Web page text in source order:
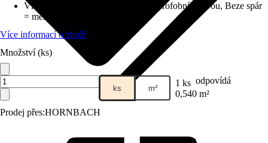
Prodej přes:HORNBACH
Vlastnosti
Hygienický povrch s hydrofobní vrstvou, Beze spár
= méně čištění
Více informací o zboží
Množství (ks)
ks m² 1 ks odpovídá
0,540 m²